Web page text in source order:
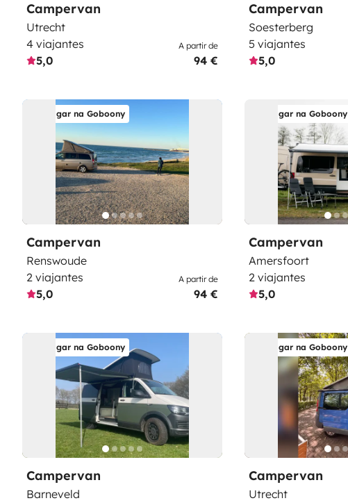
Campervan
Utrecht
4 viajantes
5,0
A partir de
94 €
Campervan
Soesterberg
5 viajantes
5,0
Alugar na Goboony
Campervan
Renswoude
2 viajantes
5,0
A partir de
94 €
Alugar na Goboony
Campervan
Amersfoort
2 viajantes
5,0
Alugar na Goboony
Campervan
Barneveld
Alugar na Goboony
Campervan
Utrecht